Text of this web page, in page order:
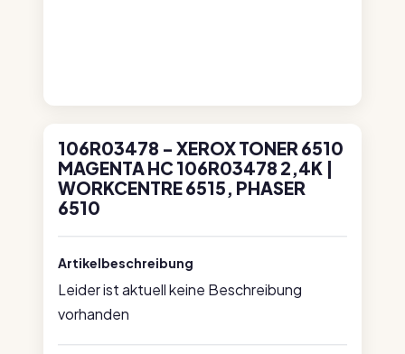
106R03478 - XEROX TONER 6510
MAGENTA HC 106R03478 2,4K |
WORKCENTRE 6515, PHASER
6510
Artikelbeschreibung
Leider ist aktuell keine Beschreibung
vorhanden